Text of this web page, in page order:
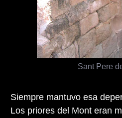
Sant Pere
Siempre mantuvo esa
Los priores del Mont eran